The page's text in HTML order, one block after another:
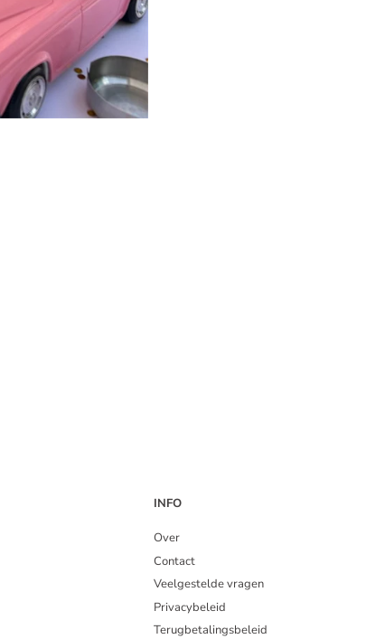
INFO
Over
Contact
Veelgestelde vragen
Privacybeleid
Terugbetalingsbeleid